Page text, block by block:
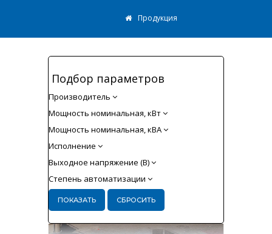
Продукция
Неверный информационный блок
Подбор параметров
Производитель
Мощность номинальная, кВт
Мощность номинальная, кВА
Исполнение
Выходное напряжение (В)
Степень автоматизации